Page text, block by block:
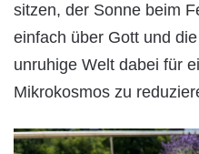
sitzen, der Sonne beim
einfach über Gott und
unruhige Welt dabei für
Mikrokosmos zu